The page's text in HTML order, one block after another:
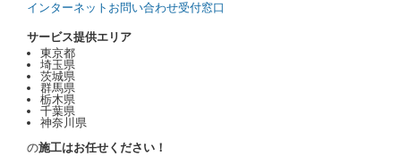
インターネットお問い合わせ受付窓口
サービス提供エリア
東京都
埼玉県
茨城県
群馬県
栃木県
千葉県
神奈川県
の施工はお任せください！